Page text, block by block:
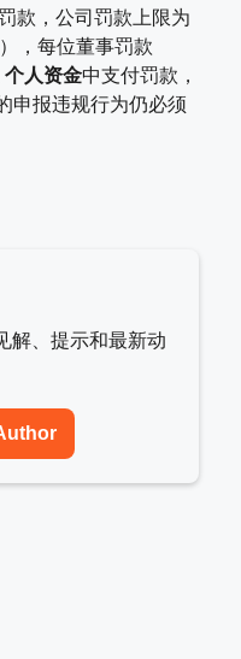
款，公司罚款上限为
，每位董事罚款
个人资金中支付罚款，
申报违规行为仍必须
解、提示和最新动